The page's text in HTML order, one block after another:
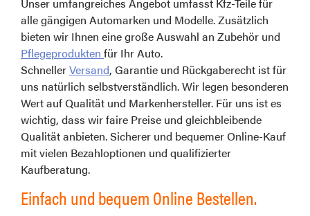
alle gängigen Automarken und Modelle. Zusätzlich
bieten wir Ihnen eine große Auswahl an Zubehör und
Pflegeprodukten für Ihr Auto.
SchnellerVersand, Garantie und Rückgaberecht ist für
uns natürlich selbstverständlich. Wir legen besonderen
Wert auf Qualität und Markenhersteller. Für uns ist es
wichtig, dass wir faire Preise und gleichbleibende
Qualität anbieten. Sicherer und bequemer Online-Kauf
mit vielen Bezahloptionen und qualifizierter
Kaufberatung.
Einfach und bequem Online Bestellen.